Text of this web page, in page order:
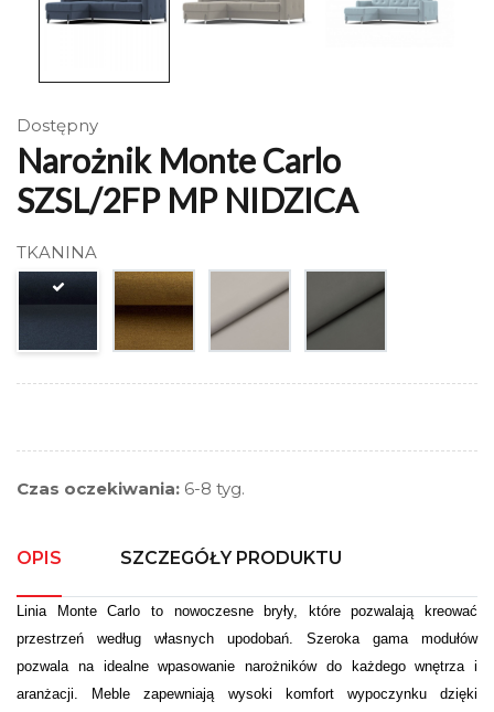
Dostępny
Narożnik Monte Carlo
SZSL/2FP MP NIDZICA
TKANINA
Czas oczekiwania: 6-8 tyg.
OPIS SZCZEGÓŁY PRODUKTU
Linia Monte Carlo to nowoczesne bryły, które pozwalają kreować
przestrzeń według własnych upodobań. Szeroka gama modułów
pozwala na idealne wpasowanie narożników do każdego wnętrza i
aranżacji. Meble zapewniają wysoki komfort wypoczynku dzięki